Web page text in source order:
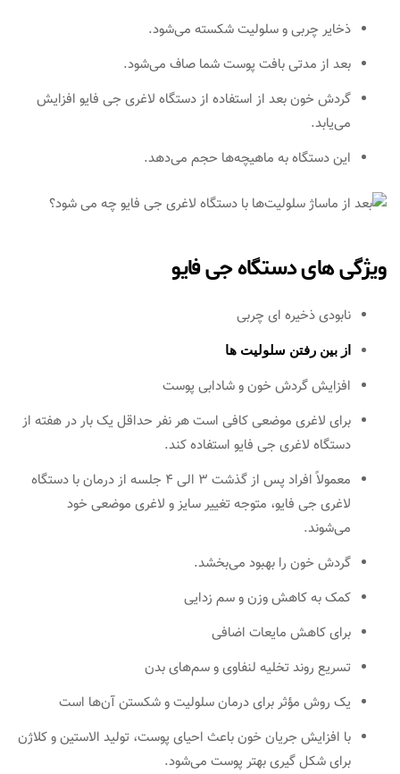
ذخایر چربی و سلولیت شکسته می‌شود.
بعد از مدتی بافت پوست شما صاف می‌شود.
گردش خون بعد از استفاده از دستگاه لاغری جی فایو افزایش
می‌یابد.
این دستگاه به ماهیچه‌ها حجم می‌دهد.
ویژگی های دستگاه جی فایو
نابودی ذخیره ای چربی
از بین رفتن سلولیت ها
افزایش گردش خون و شادابی پوست
برای لاغری موضعی کافی است هر نفر حداقل یک بار در هفته از
دستگاه لاغری جی فایو استفاده کند.
معمولاً افراد پس از گذشت 3 الی 4 جلسه از درمان با دستگاه
لاغری جی فایو، متوجه تغییر سایز و لاغری موضعی خود
می‌شوند.
گردش خون را بهبود می‌بخشد.
کمک به کاهش وزن و سم زدایی
برای کاهش مایعات اضافی
تسریع روند تخلیه لنفاوی و سم‌های بدن
یک روش مؤثر برای درمان سلولیت و شکستن آن‌ها است
با افزایش جریان خون باعث احیای پوست، تولید الاستین و کلاژن
برای شکل گیری بهتر پوست می‌شود.